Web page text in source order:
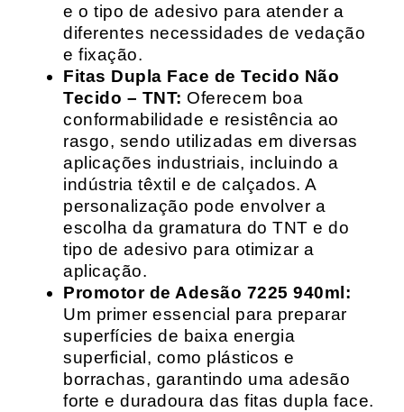
e o tipo de adesivo para atender a
diferentes necessidades de vedação
e fixação.
Fitas Dupla Face de Tecido Não
Tecido – TNT: Oferecem boa
conformabilidade e resistência ao
rasgo, sendo utilizadas em diversas
aplicações industriais, incluindo a
indústria têxtil e de calçados. A
personalização pode envolver a
escolha da gramatura do TNT e do
tipo de adesivo para otimizar a
aplicação.
Promotor de Adesão 7225 940ml:
Um primer essencial para preparar
superfícies de baixa energia
superficial, como plásticos e
borrachas, garantindo uma adesão
forte e duradoura das fitas dupla face.